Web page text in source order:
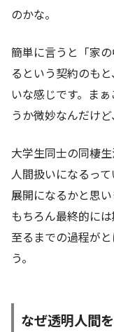
のかな。
簡単に言うと「家
るという契約のも
いな感じです。ま
うか微妙なんだけ
大学生同士の同棲
人間扱いになるっ
展開になるかと思
もちろん最終的に
至るまでの過程が
う。
なぜ透明人間